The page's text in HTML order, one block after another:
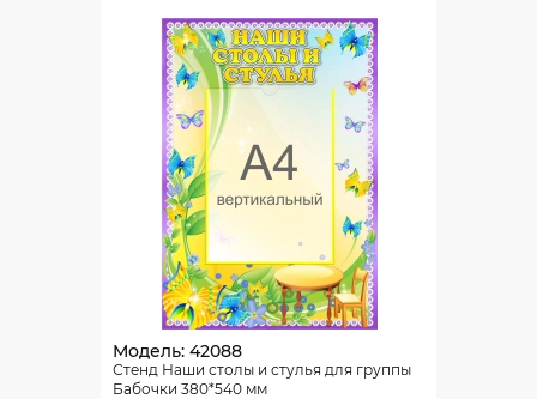
Модель: 42088
Стенд Наши столы и стулья для группы
Бабочки 380*540 мм